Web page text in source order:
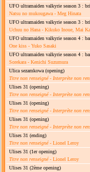
UFO ultramaiden valkyrie season 3 :
Natsu no mukougawa - Meg Hinata
UFO ultramaiden valkyrie season 3 :
Uchuu no Hana - Kikuko Inoue, Mai
UFO ultramaiden valkyrie season 4 :
One kiss - Yuko Sasaki
UFO ultramaiden valkyrie season 4 :
Sorekara - Kenichi Suzumura
Ulica sezamkowa (opening)
Titre non renseigné- Interprète non
Ulises 31 (opening)
Titre non renseigné- Interprète non
Ulises 31 (opening)
Titre non renseigné- Interprète non
Ulises 31 (opening)
Titre non renseigné- Interprète non
Ulises 31 (ending)
Titre non renseigné- Lionel Leroy
Ulises 31 (1er opening)
Titre non renseigné- Lionel Leroy
Ulises 31 (2ème opening)